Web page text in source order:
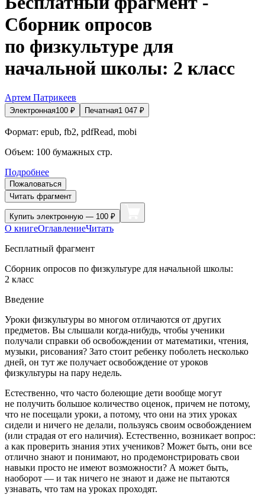
Сборник опросов
по физкультуре для
начальной школы: 2 класс
Артем Патрикеев
Электронная100 ₽ Печатная1 047 ₽
Формат: epub, fb2, pdfRead, mobi
Объем: 100 бумажных стр.
Подробнее
Пожаловаться
Читать фрагмент
Купить электронную — 100 ₽
О книгеОглавлениеЧитать
Бесплатный фрагмент
Сборник опросов по физкультуре для начальной школы:
2 класс
Введение
Уроки физкультуры во многом отличаются от других
предметов. Вы слышали когда-нибудь, чтобы ученики
получали справки об освобождении от математики, чтения,
музыки, рисования? Зато стоит ребенку поболеть несколько
дней, он тут же получает освобождение от уроков
физкультуры на пару недель.
Естественно, что часто болеющие дети вообще могут
не получить большое количество оценок, причем не потому,
что не посещали уроки, а потому, что они на этих уроках
сидели и ничего не делали, пользуясь своим освобождением
(или страдая от его наличия). Естественно, возникает вопрос:
а как проверить знания этих учеников? Может быть, они все
отлично знают и понимают, но продемонстрировать свои
навыки просто не имеют возможности? А может быть,
наоборот — и так ничего не знают и даже не пытаются
узнавать, что там на уроках проходят.